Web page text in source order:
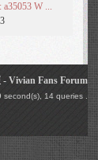
W ...
- Vivian Fans Forum
14 queries .